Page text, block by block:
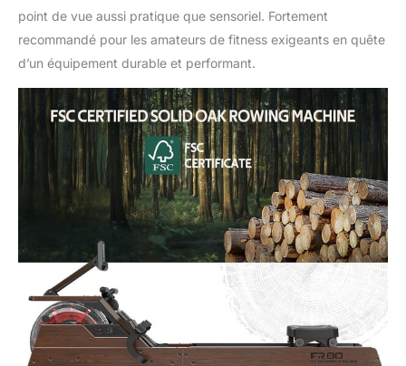
point de vue aussi pratique que sensoriel. Fortement
recommandé pour les amateurs de fitness exigeants en quête
d’un équipement durable et performant.